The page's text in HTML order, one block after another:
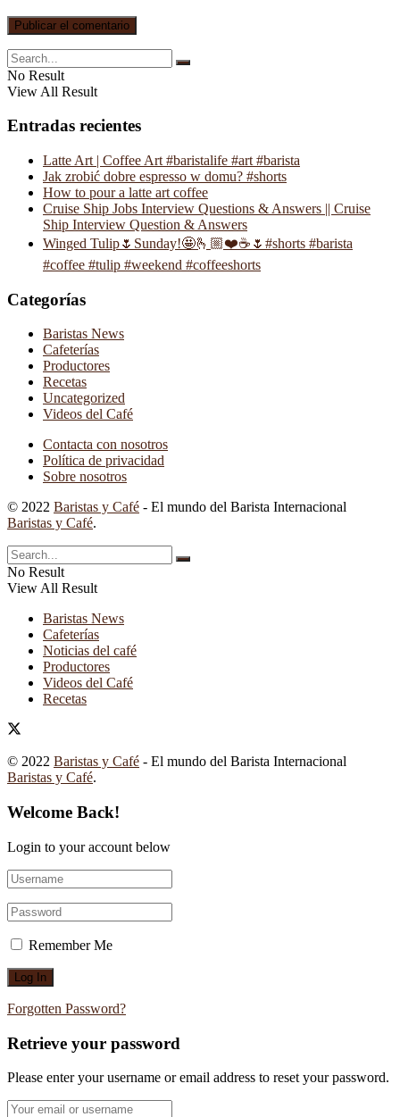
No Result
View All Result
Entradas recientes
Latte Art | Coffee Art #baristalife #art #barista
Jak zrobić dobre espresso w domu? #shorts
How to pour a latte art coffee
Cruise Ship Jobs Interview Questions & Answers || Cruise
Ship Interview Question & Answers
Winged Tulip🌷Sunday!🤩🫰🏼❤️☕️🌷#shorts #barista
#coffee #tulip #weekend #coffeeshorts
Categorías
Baristas News
Cafeterías
Productores
Recetas
Uncategorized
Videos del Café
Contacta con nosotros
Política de privacidad
Sobre nosotros
© 2022 Baristas y Café - El mundo del Barista Internacional
Baristas y Café.
No Result
View All Result
Baristas News
Cafeterías
Noticias del café
Productores
Videos del Café
Recetas
© 2022 Baristas y Café - El mundo del Barista Internacional
Baristas y Café.
Welcome Back!
Login to your account below
Remember Me
Forgotten Password?
Retrieve your password
Please enter your username or email address to reset your password.